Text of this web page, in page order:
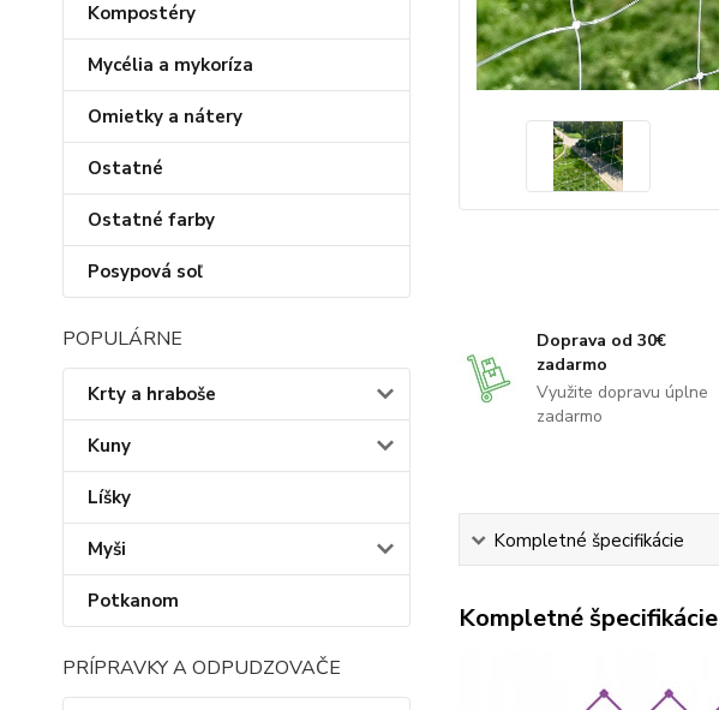
Kompostéry
Mycélia a mykoríza
Omietky a nátery
Ostatné
Ostatné farby
Posypová soľ
POPULÁRNE
Krty a hraboše
Kuny
Líšky
Myši
Potkanom
PRÍPRAVKY A ODPUDZOVAČE
Doprava od 30€
zadarmo
Využite dopravu úplne
zadarmo
Kompletné špecifikácie
Kompletné špecifikácie